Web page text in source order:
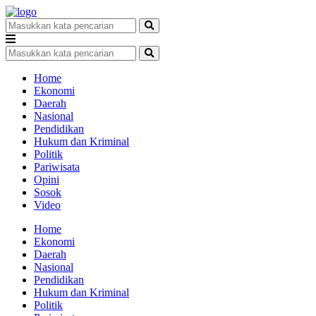
Home
Ekonomi
Daerah
Nasional
Pendidikan
Hukum dan Kriminal
Politik
Pariwisata
Opini
Sosok
Video
Home
Ekonomi
Daerah
Nasional
Pendidikan
Hukum dan Kriminal
Politik